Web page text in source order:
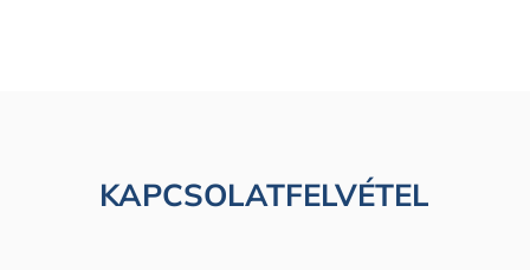
KAPCSOLATFELVÉTEL